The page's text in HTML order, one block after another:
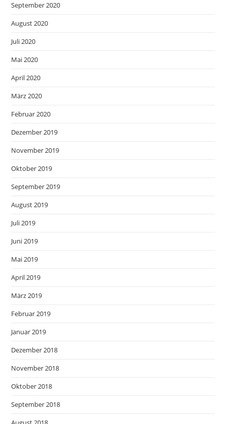
September 2020
August 2020
Juli 2020
Mai 2020
April 2020
März 2020
Februar 2020
Dezember 2019
November 2019
Oktober 2019
September 2019
August 2019
Juli 2019
Juni 2019
Mai 2019
April 2019
März 2019
Februar 2019
Januar 2019
Dezember 2018
November 2018
Oktober 2018
September 2018